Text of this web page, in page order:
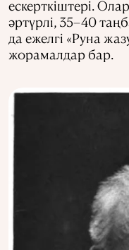
ескерткіштері.
әртүрлі, 35–40
да ежелгі «Руна
жорамалдар бар.